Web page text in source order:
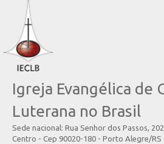
Igreja Evangélica de
Luterana no Brasil
Sede nacional: Rua Senhor dos Passos,
Centro - Cep 90020-180 - Porto Alegre/RS